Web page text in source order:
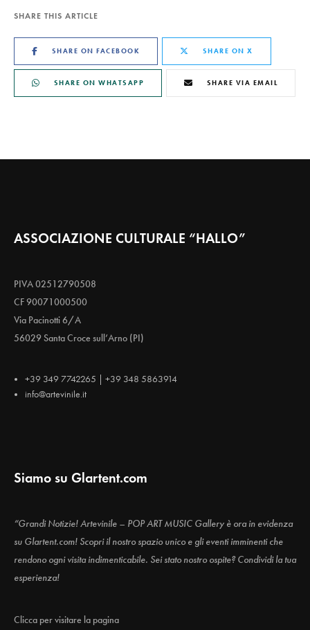
SHARE THIS ARTICLE
SHARE ON FACEBOOK SHARE ON X
SHARE ON WHATSAPP SHARE VIA EMAIL
ASSOCIAZIONE CULTURALE “HALLO”
PIVA 02512790508
CF 90071000500
Via Pacinotti 6/A
56029 Santa Croce sull’Arno (PI)
+39 349 7742265 | +39 348 5863914
info@artevinile.it
Siamo su Glartent.com
“Grandi Notizie! Artevinile – POP ART MUSIC Gallery è ora in evidenza
su Glartent.com! Scopri il nostro spazio unico e gli eventi imminenti che
rendono ogni visita indimenticabile. Sei stato nostro ospite? Condividi la tua
esperienza!
Clicca per visitare la pagina